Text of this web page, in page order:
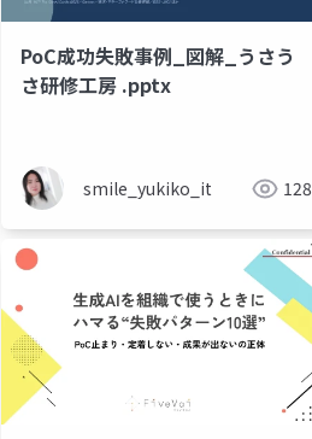
PoC成功失敗事例_図解_うさう
さ研修工房 .pptx
smile_yukiko_it 128